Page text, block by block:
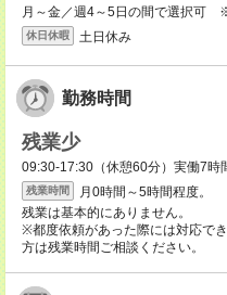
月～金／週4～5日の間で選択可
休日休暇 土日休み
勤務時間
残業少
09:30-17:30（休憩60分）実働7時
残業時間
月0時間～5時間程度。
残業は基本的にありません。
※都度依頼があった際には対応で
方は残業時間ご相談ください。